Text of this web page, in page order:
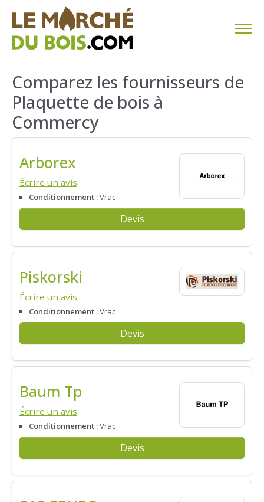
CHAUFFAGE AU BOIS
FAQ
CALCULER SA CONSOMMATION
TROUVER SON FOURNISSEUR
BLOG
Comparez les fournisseurs de
Plaquette de bois à
Commercy
Arborex
Écrire un avis
Conditionnement :Vrac
Devis
Piskorski
Écrire un avis
Conditionnement :Vrac
Devis
Baum Tp
Écrire un avis
Conditionnement :Vrac
Devis